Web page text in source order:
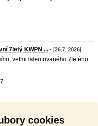
cookies
7letý KWPN ... - [26.7. 2026]
velmi talentovaného 7letého
- [19.7. 2026]